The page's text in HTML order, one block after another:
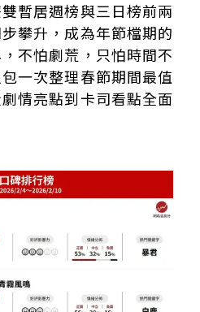
暫居週榜與三日榜前兩
攀升，成為年節檔期的
不怕劇荒，只怕時間不
一次整理春節期間最值
情亮點到卡司看點全面